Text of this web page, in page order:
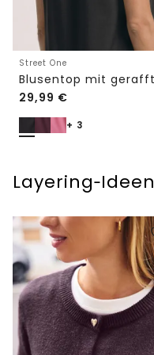
Street One
29,99 €
+ 3
Layering‑Ideen